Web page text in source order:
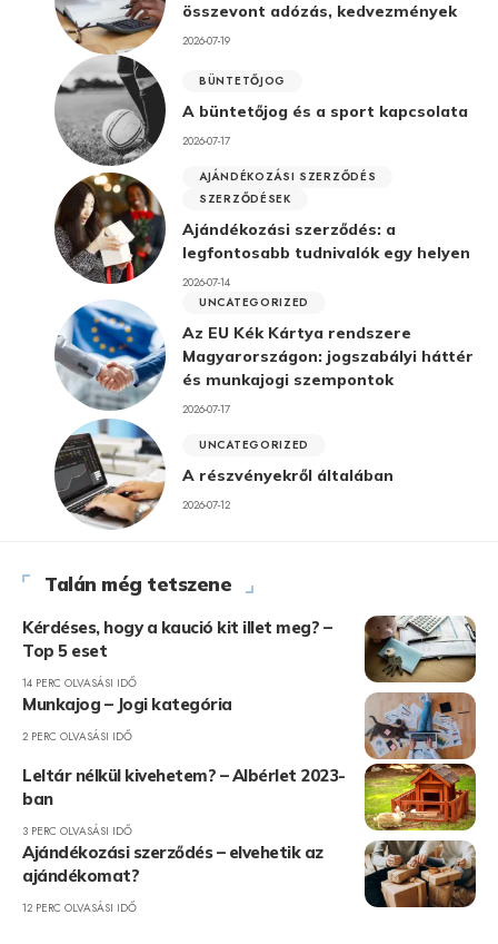
összevont adózás, kedvezmények
2026-07-19
BÜNTETŐJOG
A büntetőjog és a sport kapcsolata
2026-07-17
AJÁNDÉKOZÁSI SZERZŐDÉS
SZERZŐDÉSEK
Ajándékozási szerződés: a
legfontosabb tudnivalók egy helyen
2026-07-14
UNCATEGORIZED
Az EU Kék Kártya rendszere
Magyarországon: jogszabályi háttér
és munkajogi szempontok
2026-07-17
UNCATEGORIZED
A részvényekről általában
2026-07-12
Talán még tetszene
Kérdéses, hogy a kaució kit illet meg? –
Top 5 eset
14 PERC OLVASÁSI IDŐ
Munkajog – Jogi kategória
2 PERC OLVASÁSI IDŐ
Leltár nélkül kivehetem? – Albérlet 2023-
ban
3 PERC OLVASÁSI IDŐ
Ajándékozási szerződés – elvehetik az
ajándékomat?
12 PERC OLVASÁSI IDŐ